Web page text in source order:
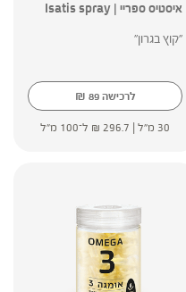
איסטיס ספריי | Isatis spray
"קוץ בגרון"
לרכישה ₪ 89
30 מ"ל | ₪ 296.7 ל־100 מ"ל